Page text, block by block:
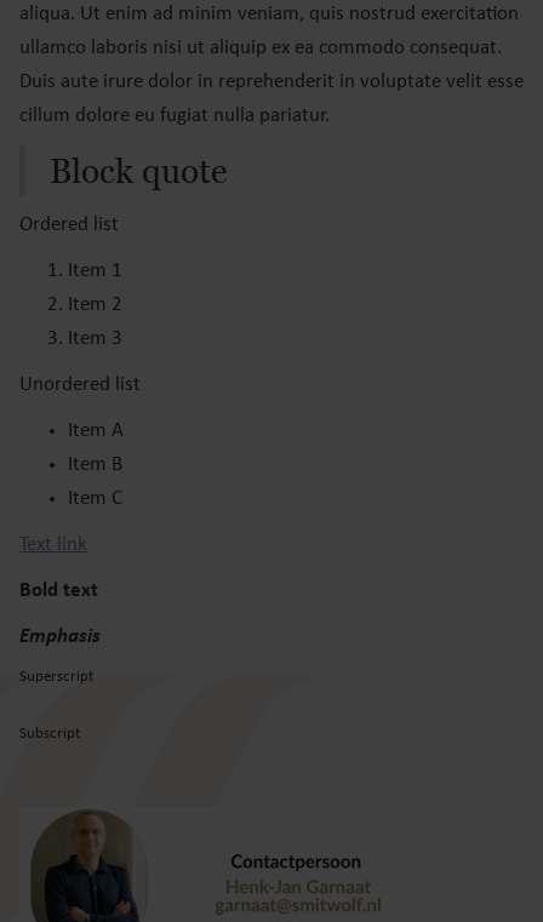
aliqua. Ut enim ad minim veniam, quis nostrud exercitation
ullamco laboris nisi ut aliquip ex ea commodo consequat.
Duis aute irure dolor in reprehenderit in voluptate velit esse
cillum dolore eu fugiat nulla pariatur.
Block quote
Ordered list
Item 1
Item 2
Item 3
Unordered list
Item A
Item B
Item C
Text link
Bold text
Emphasis
Superscript
Subscript